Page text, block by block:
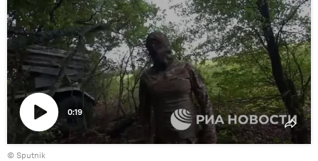
Видеону
көрсөтүү
0:19
© Sputnik